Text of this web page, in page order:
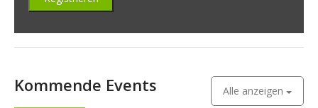
Kommende Events Alle anzeigen